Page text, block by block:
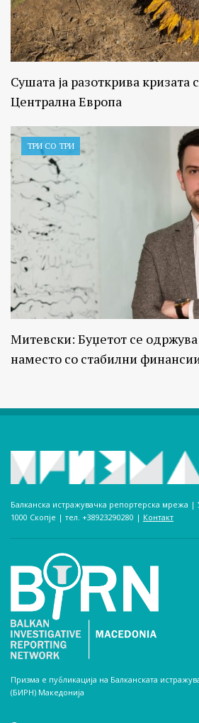
Сушата ја разоткрива кризата
Централна Европа
ТРИ СО ТРИ
Митевски: Буџетот се
наместо со стабилни
Балканска истражувачка репортерска мрежа
1000 Скопје | тел. +38923290280­ | Контакт
Призма е публикација на Балканската
(БИРН) Македонија